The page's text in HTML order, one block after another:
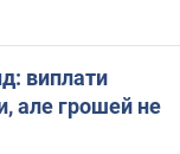
виплати
але грошей не